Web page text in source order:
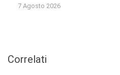
7 Agosto 2026
Correlati